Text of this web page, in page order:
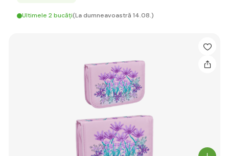
Ultimele 2 bucăți(La dumneavoastră 14.08.)